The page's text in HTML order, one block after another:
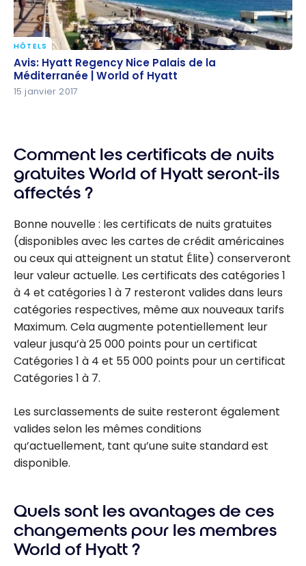
Avis: Hyatt Regency Nice Palais de la Méditerranée |
World of Hyatt
HÔTELS
Avis: Hyatt Regency Nice Palais de la
Méditerranée | World of Hyatt
15 janvier 2017
Comment les certificats de nuits
gratuites World of Hyatt seront-ils
affectés ?
Bonne nouvelle : les certificats de nuits gratuites
(disponibles avec les cartes de crédit américaines
ou ceux qui atteignent un statut Élite) conserveront
leur valeur actuelle. Les certificats des catégories 1
à 4 et catégories 1 à 7 resteront valides dans leurs
catégories respectives, même aux nouveaux tarifs
Maximum. Cela augmente potentiellement leur
valeur jusqu’à 25 000 points pour un certificat
Catégories 1 à 4 et 55 000 points pour un certificat
Catégories 1 à 7.
Les surclassements de suite resteront également
valides selon les mêmes conditions
qu’actuellement, tant qu’une suite standard est
disponible.
Quels sont les avantages de ces
changements pour les membres
World of Hyatt ?